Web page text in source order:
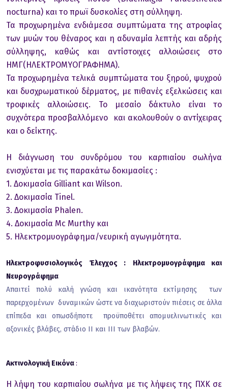
nocturna) και το πρωϊ δυσκολίες στη σύλληψη.
Τα προχωρημένα ενδιάμεσα συμπτώματα της ατροφίας
των μυών του θέναρος και η αδυναμία λεπτής και αδρής
σύλληψης, καθώς και αντίστοιχες αλλοιώσεις στο
ΗΜΓ(ΗΛΕΚΤΡΟΜΥΟΓΡΑΦΗΜΑ).
Τα προχωρημένα τελικά συμπτώματα του ξηρού, ψυχρού
και δυσχρωματικού δέρματος, με πιθανές εξελκώσεις και
τροφικές αλλοιώσεις. Το μεσαίο δάκτυλο είναι το
συχνότερα προσβαλλόμενο και ακολουθούν ο αντίχειρας
και ο δείκτης.
Η διάγνωση του συνδρόμου του καρπιαίου σωλήνα
ενισχύεται με τις παρακάτω δοκιμασίες :
1. Δοκιμασία Gilliant και Wilson.
2. Δοκιμασία Tinel.
3. Δοκιμασία Phalen.
4. Δοκιμασία Mc Murthy και
5. Ηλεκτρομυογράφημα/νευρική αγωγιμότητα.
Ηλεκτροφυσιολογικός Έλεγχος :
Ηλεκτρομυογράφημα και
Νευρογράφημα
Απαιτεί πολύ καλή γνώση και ικανότητα εκτίμησης των
παρερχομένων δυναμικών ώστε να διαχωριστούν πιέσεις σε άλλα
επίπεδα και οπωσδήποτε προϋποθέτει απομυελινωτικές και
αξονικές βλάβες, στάδιο ΙΙ και ΙΙΙ των βλαβών.
Ακτινολογική Εικόνα:
Η λήψη του καρπιαίου σωλήνα με τις λήψεις της ΠΧΚ σε